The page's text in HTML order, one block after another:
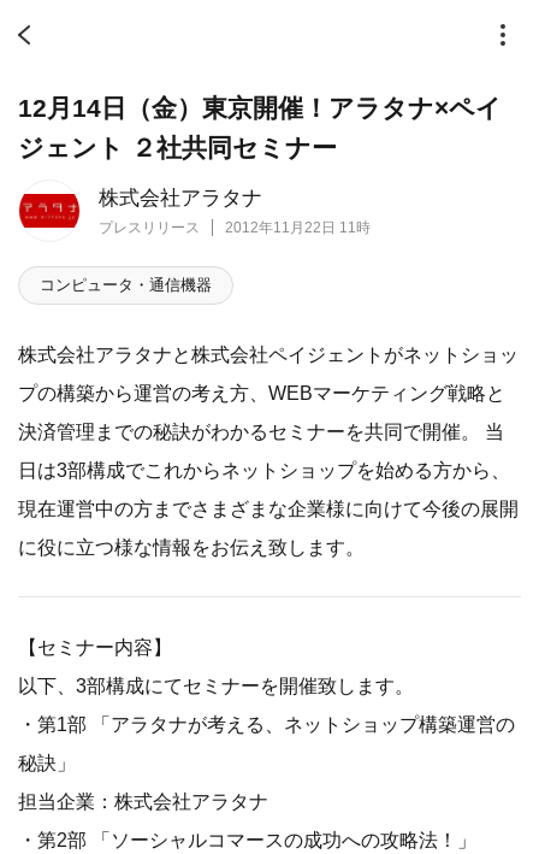
株式会社アラタナ
プレスリリース 2012年11月22日 11時
12月14日（金）東京開催！アラタナ×ペイ
ジェント ２社共同セミナー
コンピュータ・通信機器
株式会社アラタナと株式会社ペイジェントがネットショッ
プの構築から運営の考え方、WEBマーケティング戦略と
決済管理までの秘訣がわかるセミナーを共同で開催。 当
日は3部構成でこれからネットショップを始める方から、
現在運営中の方までさまざまな企業様に向けて今後の展開
に役に立つ様な情報をお伝え致します。
【セミナー内容】
以下、3部構成にてセミナーを開催致します。
・第1部 「アラタナが考える、ネットショップ構築運営の
秘訣」
担当企業：株式会社アラタナ
・第2部 「ソーシャルコマースの成功への攻略法！」